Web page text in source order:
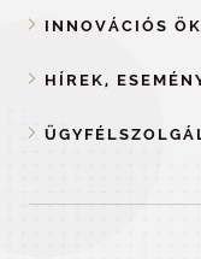
INNOVÁCIÓS
HÍREK,